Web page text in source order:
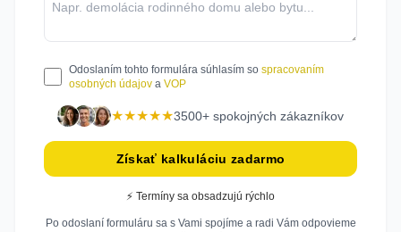
Odoslaním tohto formulára súhlasím so spracovaním
osobných údajov a VOP
★★★★★3500+ spokojných zákazníkov
Získať kalkuláciu zadarmo
⚡ Termíny sa obsadzujú rýchlo
Po odoslaní formuláru sa s Vami spojíme a radi Vám odpovieme